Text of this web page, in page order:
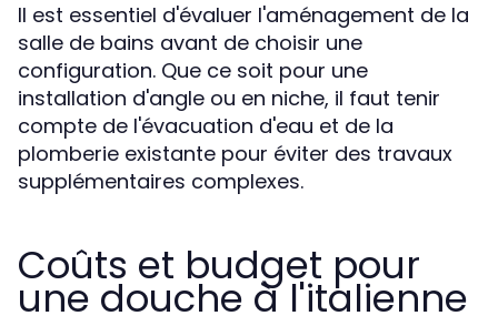
Il est essentiel d'évaluer l'aménagement de la
salle de bains avant de choisir une
configuration. Que ce soit pour une
installation d'angle ou en niche, il faut tenir
compte de l'évacuation d'eau et de la
plomberie existante pour éviter des travaux
supplémentaires complexes.
Coûts et budget pour
une douche à l'italienne